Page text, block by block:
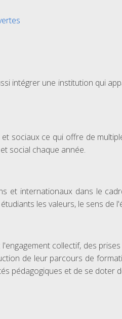
intégrer une institution qui
sociaux ce qui offre de
social chaque année.
et internationaux dans le
les valeurs, le sens de
collectif, des
de leur parcours de
pédagogiques et de se